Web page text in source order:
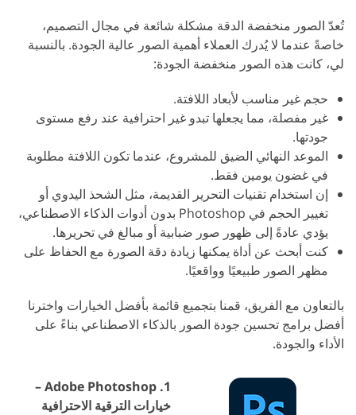
تُعدّ الصور منخفضة الدقة مشكلة شائعة في مجال التصميم،
خاصةً عندما لا يُدرك العملاء أهمية الصور عالية الجودة. بالنسبة
لي، كانت هذه الصور منخفضة الجودة:
حجم غير مناسب لأبعاد اللافتة.
غير مفصلة، مما يجعلها تبدو غير احترافية عند رفع مستوى
جودتها.
الموعد النهائي الضيق للمشروع، عندما تكون اللافتة مطلوبة
في غضون يومين فقط.
إن استخدام تقنيات التحرير القديمة، مثل الشحذ اليدوي أو
تغيير الحجم في Photoshop بدون أدوات الذكاء الاصطناعي،
يؤدي عادةً إلى ظهور صور ضبابية أو مبالغ في تحريرها.
كنت أبحث عن أداة يمكنها زيادة دقة الصورة مع الحفاظ على
مظهر الصور طبيعيًا وواقعيًا.
بالتعاون مع الفريق، قمنا بتجميع قائمة بأفضل الخيارات واخترنا
أفضل برامج تحسين جودة الصور بالذكاء الاصطناعي بناءً على
الأداء والجودة.
1. Adobe Photoshop –
خيارات الترقية الاحترافية